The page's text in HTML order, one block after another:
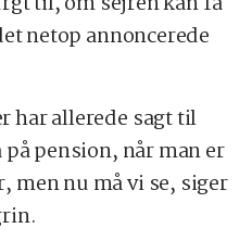
netop annoncerede
har allerede sagt til
pension, når man er
men nu må vi se, siger